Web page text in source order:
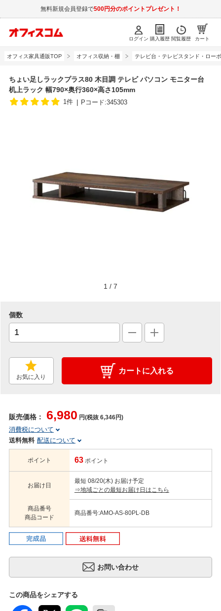
無料新規会員登録で500円分のポイントプレゼント！
ログイン 購入履歴 閲覧履歴 カート
オフィス家具通販TOP オフィス収納・棚 テレビ台・テレビスタンド・ロー
ちょい足しラックプラス80 木目調 テレビ パソコン モニター台
机上ラック 幅790×奥行360×高さ105mm
1件 Pコード:345303
1 / 7
個数
お気に入り
カートに入れる
販売価格： 6,980 円(税抜 6,346円)
消費税について
送料無料 配送について
ポイント 63 ポイント
お届け日
最短 08/20(木) お届け予定
⇒地域ごとの最短お届け日はこちら
商品番号
商品コード
商品番号:AMO-AS-80PL-DB
この商品をシェアする